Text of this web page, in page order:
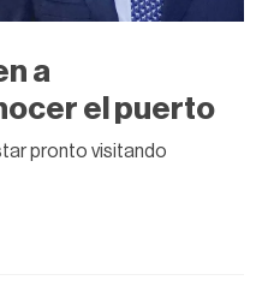
a
el puerto
pronto visitando